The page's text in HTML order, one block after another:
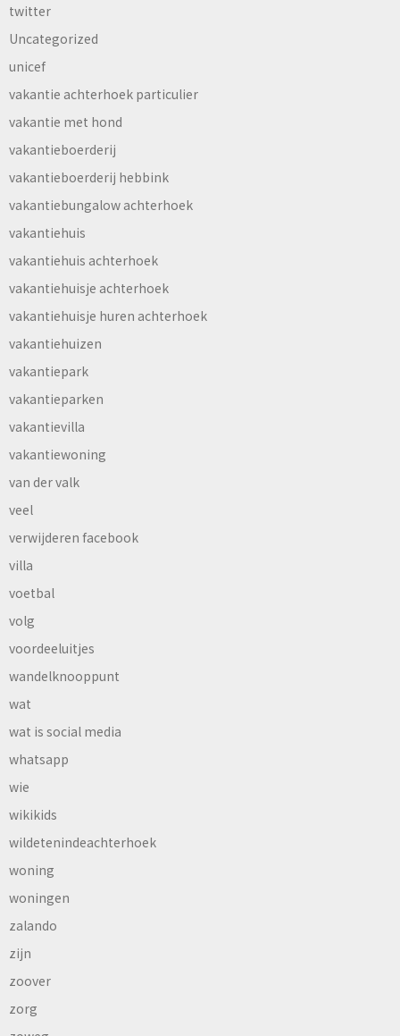
twitter
Uncategorized
unicef
vakantie achterhoek particulier
vakantie met hond
vakantieboerderij
vakantieboerderij hebbink
vakantiebungalow achterhoek
vakantiehuis
vakantiehuis achterhoek
vakantiehuisje achterhoek
vakantiehuisje huren achterhoek
vakantiehuizen
vakantiepark
vakantieparken
vakantievilla
vakantiewoning
van der valk
veel
verwijderen facebook
villa
voetbal
volg
voordeeluitjes
wandelknooppunt
wat
wat is social media
whatsapp
wie
wikikids
wildetenindeachterhoek
woning
woningen
zalando
zijn
zoover
zorg